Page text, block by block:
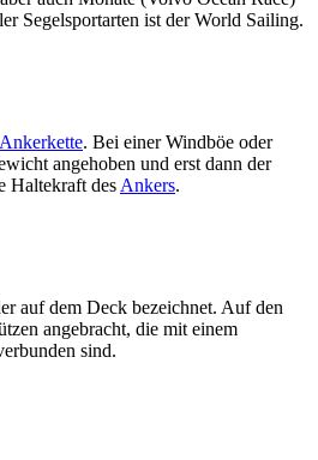
Segelsportarten ist der World Sailing.
Ankerkette. Bei einer Windböe oder
angehoben und erst dann der
Haltekraft des Ankers.
auf dem Deck bezeichnet. Auf den
angebracht, die mit einem
sind.